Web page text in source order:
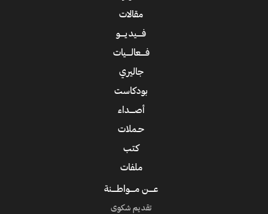
مقالات
فــــيديــــو
فــــعالــــيات
جاليري
بودكاست
أصــــداء
حـملات
كتب
ملفات
عــــن مــــواطــــنة
تقديم شكوى